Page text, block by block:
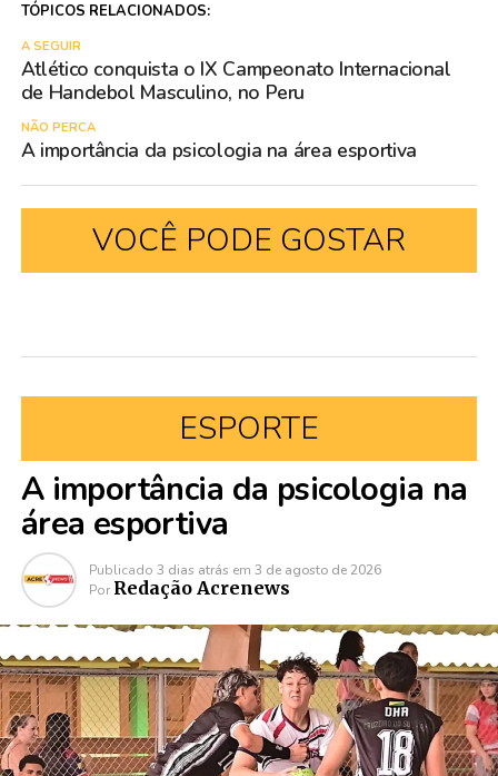
TÓPICOS RELACIONADOS:
A SEGUIR
Atlético conquista o IX Campeonato Internacional
de Handebol Masculino, no Peru
NÃO PERCA
A importância da psicologia na área esportiva
VOCÊ PODE GOSTAR
ESPORTE
A importância da psicologia na
área esportiva
Publicado 3 dias atrás em 3 de agosto de 2026
Por Redação Acrenews